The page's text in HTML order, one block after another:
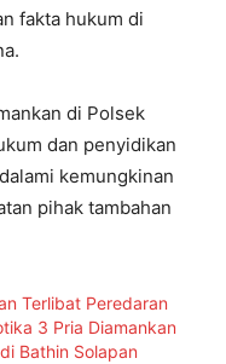
fakta hukum di
di Polsek
dan penyidikan
kemungkinan
pihak tambahan
Terlibat Peredaran
3 Pria Diamankan
Bathin Solapan